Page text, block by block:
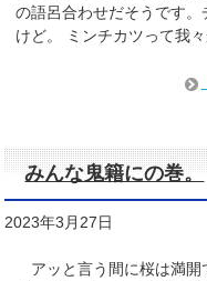
の語呂合わせだそうです
けど。 ミンチカツって我
みんな鬼籍にの巻。
2023年3月27日
アッと言う間に桜は満開